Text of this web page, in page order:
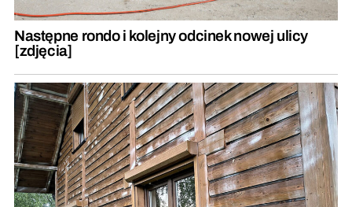
Następne rondo i kolejny odcinek nowej ulicy
[zdjęcia]